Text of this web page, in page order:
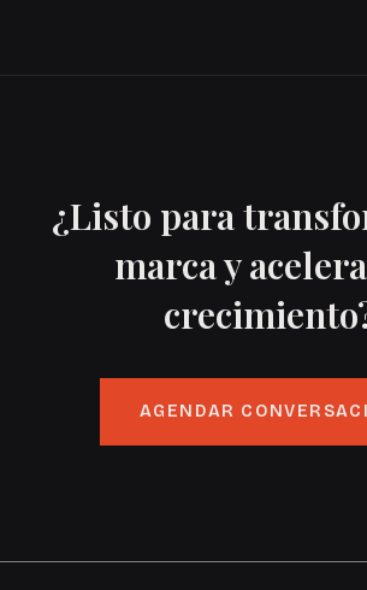
¿Listo para
marca y
AGENDAR